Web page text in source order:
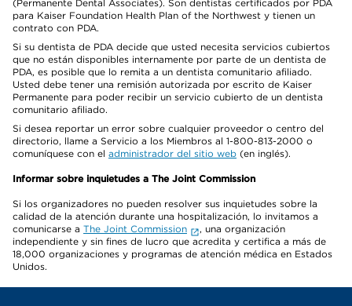
(Permanente Dental Associates). Son dentistas certificados por PDA
para Kaiser Foundation Health Plan of the Northwest y tienen un
contrato con PDA.
Si su dentista de PDA decide que usted necesita servicios cubiertos
que no están disponibles internamente por parte de un dentista de
PDA, es posible que lo remita a un dentista comunitario afiliado.
Usted debe tener una remisión autorizada por escrito de Kaiser
Permanente para poder recibir un servicio cubierto de un dentista
comunitario afiliado.
Si desea reportar un error sobre cualquier proveedor o centro del
directorio, llame a Servicio a los Miembros al 1-800-813-2000 o
comuníquese con el administrador del sitio web (en inglés).
Informar sobre inquietudes a The Joint Commission
Si los organizadores no pueden resolver sus inquietudes sobre la
calidad de la atención durante una hospitalización, lo invitamos a
comunicarse a The Joint Commission
, una organización
independiente y sin fines de lucro que acredita y certifica a más de
18,000 organizaciones y programas de atención médica en Estados
Unidos.